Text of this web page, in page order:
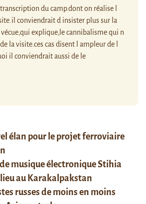
élan pour le projet ferroviaire
musique électronique Stihia
lieu au Karakalpakstan
russes de moins en moins
du camp.dont on réalise l
conviendrait d insister plus sur la
explique,le cannibalisme qui n
la visite.ces cas disent l ampleur de l
il conviendrait aussi de le